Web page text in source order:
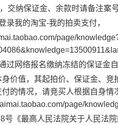
交纳保证金、余款时请备注案
录我的淘宝-我的拍卖支付，
page/
过网络报名缴纳冻结的保证金
价值，其起拍价、保证金、
的情况，请竞买人根据自身
page/
号 《最高人民法院关于人民法